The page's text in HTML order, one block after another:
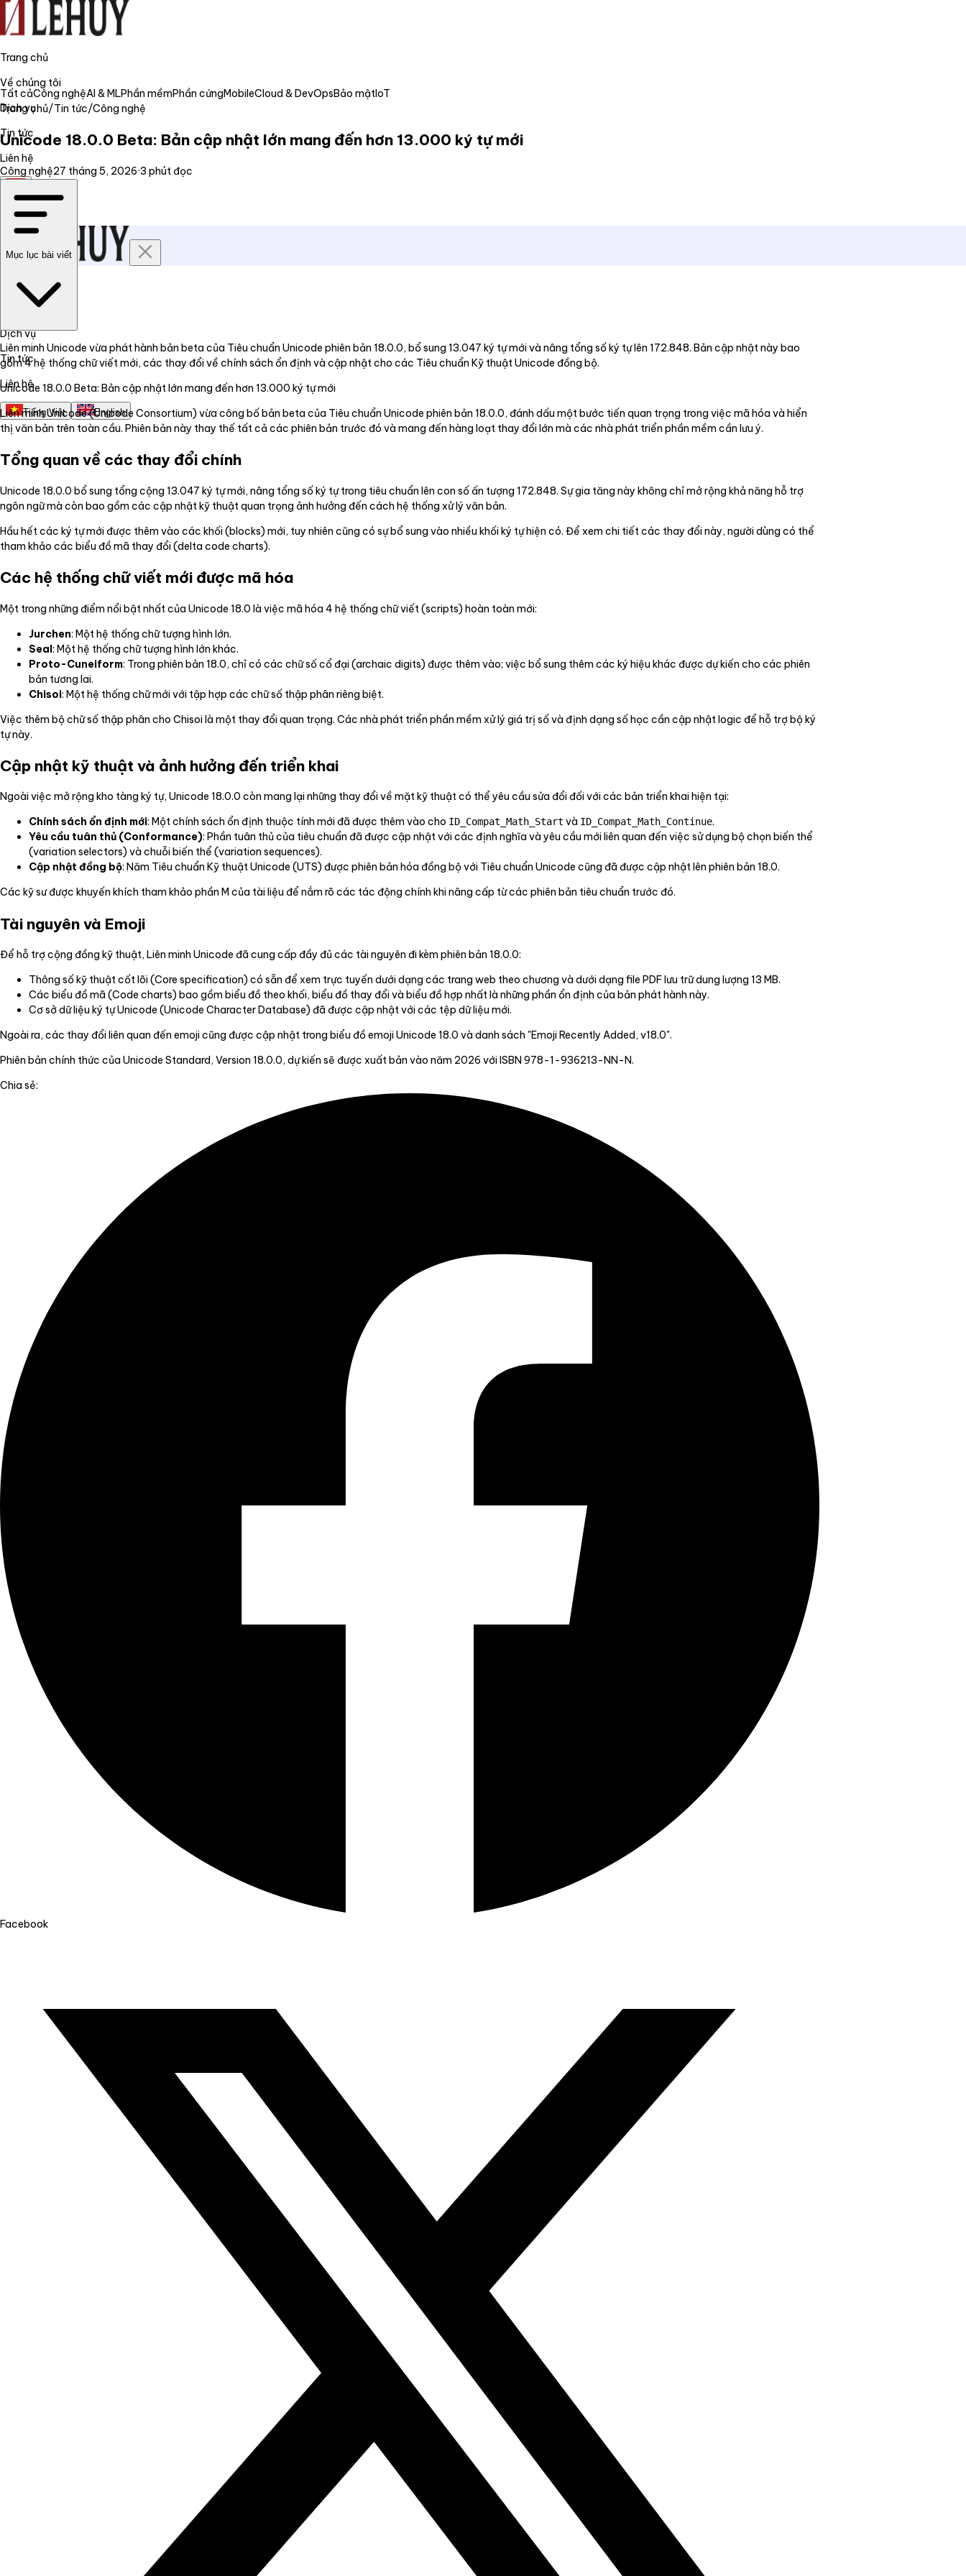
Trang chủ
Về chúng tôi
Dịch vụ
Tin tức
Liên hệ
Trang chủ
Về chúng tôi
Dịch vụ
Tin tức
Liên hệ
Tiếng Việt English
Tất cảCông nghệAI & MLPhần mềmPhần cứngMobileCloud & DevOpsBảo mậtIoT
Trang chủ/Tin tức/Công nghệ
Unicode 18.0.0 Beta: Bản cập nhật lớn mang đến hơn 13.000 ký tự mới
Công nghệ27 tháng 5, 2026·3 phút đọc
Mục lục bài viết
Liên minh Unicode vừa phát hành bản beta của Tiêu chuẩn Unicode phiên bản 18.0.0, bổ sung 13.047 ký tự mới và nâng tổng số ký tự lên 172.848. Bản cập nhật này bao
gồm 4 hệ thống chữ viết mới, các thay đổi về chính sách ổn định và cập nhật cho các Tiêu chuẩn Kỹ thuật Unicode đồng bộ.
Unicode 18.0.0 Beta: Bản cập nhật lớn mang đến hơn 13.000 ký tự mới
Liên minh Unicode (Unicode Consortium) vừa công bố bản beta của Tiêu chuẩn Unicode phiên bản 18.0.0, đánh dấu một bước tiến quan trọng trong việc mã hóa và hiển
thị văn bản trên toàn cầu. Phiên bản này thay thế tất cả các phiên bản trước đó và mang đến hàng loạt thay đổi lớn mà các nhà phát triển phần mềm cần lưu ý.
Tổng quan về các thay đổi chính
Unicode 18.0.0 bổ sung tổng cộng 13.047 ký tự mới, nâng tổng số ký tự trong tiêu chuẩn lên con số ấn tượng 172.848. Sự gia tăng này không chỉ mở rộng khả năng hỗ trợ
ngôn ngữ mà còn bao gồm các cập nhật kỹ thuật quan trọng ảnh hưởng đến cách hệ thống xử lý văn bản.
Hầu hết các ký tự mới được thêm vào các khối (blocks) mới, tuy nhiên cũng có sự bổ sung vào nhiều khối ký tự hiện có. Để xem chi tiết các thay đổi này, người dùng có thể
tham khảo các biểu đồ mã thay đổi (delta code charts).
Các hệ thống chữ viết mới được mã hóa
Một trong những điểm nổi bật nhất của Unicode 18.0 là việc mã hóa 4 hệ thống chữ viết (scripts) hoàn toàn mới:
Jurchen: Một hệ thống chữ tượng hình lớn.
Seal: Một hệ thống chữ tượng hình lớn khác.
Proto-Cuneiform: Trong phiên bản 18.0, chỉ có các chữ số cổ đại (archaic digits) được thêm vào; việc bổ sung thêm các ký hiệu khác được dự kiến cho các phiên
bản tương lai.
Chisoi: Một hệ thống chữ mới với tập hợp các chữ số thập phân riêng biệt.
Việc thêm bộ chữ số thập phân cho Chisoi là một thay đổi quan trọng. Các nhà phát triển phần mềm xử lý giá trị số và định dạng số học cần cập nhật logic để hỗ trợ bộ ký
tự này.
Cập nhật kỹ thuật và ảnh hưởng đến triển khai
Ngoài việc mở rộng kho tàng ký tự, Unicode 18.0.0 còn mang lại những thay đổi về mặt kỹ thuật có thể yêu cầu sửa đổi đối với các bản triển khai hiện tại:
Chính sách ổn định mới: Một chính sách ổn định thuộc tính mới đã được thêm vào cho ID_Compat_Math_Start và ID_Compat_Math_Continue.
Yêu cầu tuân thủ (Conformance): Phần tuân thủ của tiêu chuẩn đã được cập nhật với các định nghĩa và yêu cầu mới liên quan đến việc sử dụng bộ chọn biến thể
(variation selectors) và chuỗi biến thể (variation sequences).
Cập nhật đồng bộ: Năm Tiêu chuẩn Kỹ thuật Unicode (UTS) được phiên bản hóa đồng bộ với Tiêu chuẩn Unicode cũng đã được cập nhật lên phiên bản 18.0.
Các kỹ sư được khuyến khích tham khảo phần M của tài liệu để nắm rõ các tác động chính khi nâng cấp từ các phiên bản tiêu chuẩn trước đó.
Tài nguyên và Emoji
Để hỗ trợ cộng đồng kỹ thuật, Liên minh Unicode đã cung cấp đầy đủ các tài nguyên đi kèm phiên bản 18.0.0:
Thông số kỹ thuật cốt lõi (Core specification) có sẵn để xem trực tuyến dưới dạng các trang web theo chương và dưới dạng file PDF lưu trữ dung lượng 13 MB.
Các biểu đồ mã (Code charts) bao gồm biểu đồ theo khối, biểu đồ thay đổi và biểu đồ hợp nhất là những phần ổn định của bản phát hành này.
Cơ sở dữ liệu ký tự Unicode (Unicode Character Database) đã được cập nhật với các tệp dữ liệu mới.
Ngoài ra, các thay đổi liên quan đến emoji cũng được cập nhật trong biểu đồ emoji Unicode 18.0 và danh sách "Emoji Recently Added, v18.0".
Phiên bản chính thức của Unicode Standard, Version 18.0.0, dự kiến sẽ được xuất bản vào năm 2026 với ISBN 978-1-936213-NN-N.
Chia sẻ:
Facebook